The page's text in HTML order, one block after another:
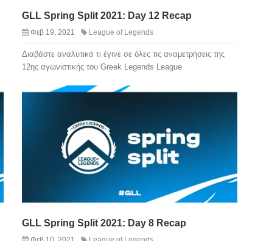
GLL Spring Split 2021: Day 12 Recap
Φεβ 19, 2021 League of Legends
Διαβάστε αναλυτικά τι έγινε σε όλες τις αναμετρήσεις της
12ης αγωνιστικής του Greek Legends League
GLL Spring Split 2021: Day 8 Recap